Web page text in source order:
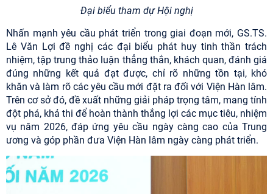
Đại biểu tham dự Hội nghị
Nhấn mạnh yêu cầu phát triển trong giai đoạn mới, GS.TS.
Lê Văn Lợi đề nghị các đại biểu phát huy tinh thần trách
nhiệm, tập trung thảo luận thẳng thắn, khách quan, đánh giá
đúng những kết quả đạt được, chỉ rõ những tồn tại, khó
khăn và làm rõ các yêu cầu mới đặt ra đối với Viện Hàn lâm.
Trên cơ sở đó, đề xuất những giải pháp trọng tâm, mang tính
đột phá, khả thi để hoàn thành thắng lợi các mục tiêu, nhiệm
vụ năm 2026, đáp ứng yêu cầu ngày càng cao của Trung
ương và góp phần đưa Viện Hàn lâm ngày càng phát triển.